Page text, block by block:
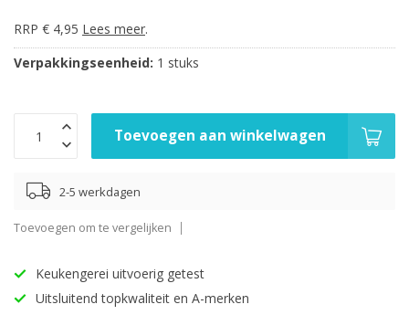
RRP € 4,95 Lees meer.
Verpakkingseenheid: 1 stuks
Toevoegen aan winkelwagen
2-5 werkdagen
Toevoegen om te vergelijken
Keukengerei uitvoerig getest
Uitsluitend topkwaliteit en A-merken